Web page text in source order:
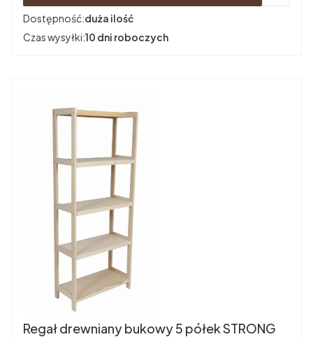
Dostępność:duża ilość
Czas wysyłki:10 dni roboczych
Regał drewniany bukowy 5 półek STRONG